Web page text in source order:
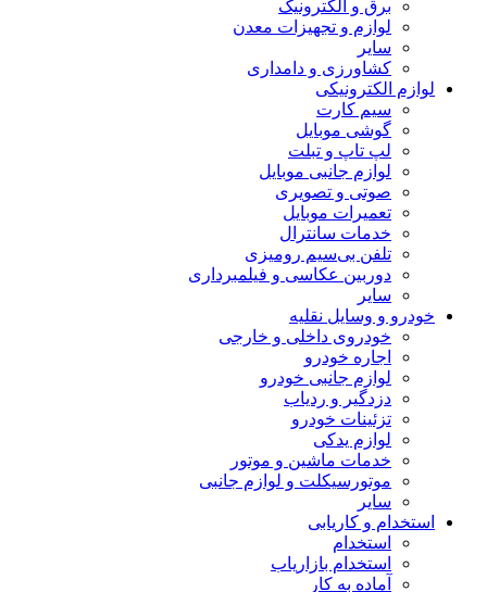
برق و الکترونیک
لوازم و تجهیزات معدن
سایر
کشاورزی و دامداری
لوازم الکترونیکی
سیم کارت
گوشی موبایل
لپ تاپ و تبلت
لوازم جانبی موبایل
صوتی و تصویری
تعمیرات موبایل
خدمات سانترال
تلفن بی‌سیم رومیزی
دوربین عکاسی و فیلمبرداری
سایر
خودرو و وسایل نقلیه
خودروی داخلی و خارجی
اجاره خودرو
لوازم جانبی خودرو
دزدگیر و ردیاب
تزئینات خودرو
لوازم یدکی
خدمات ماشین و موتور
موتورسیکلت و لوازم جانبی
سایر
استخدام و کاریابی
استخدام
استخدام بازاریاب
آماده به کار